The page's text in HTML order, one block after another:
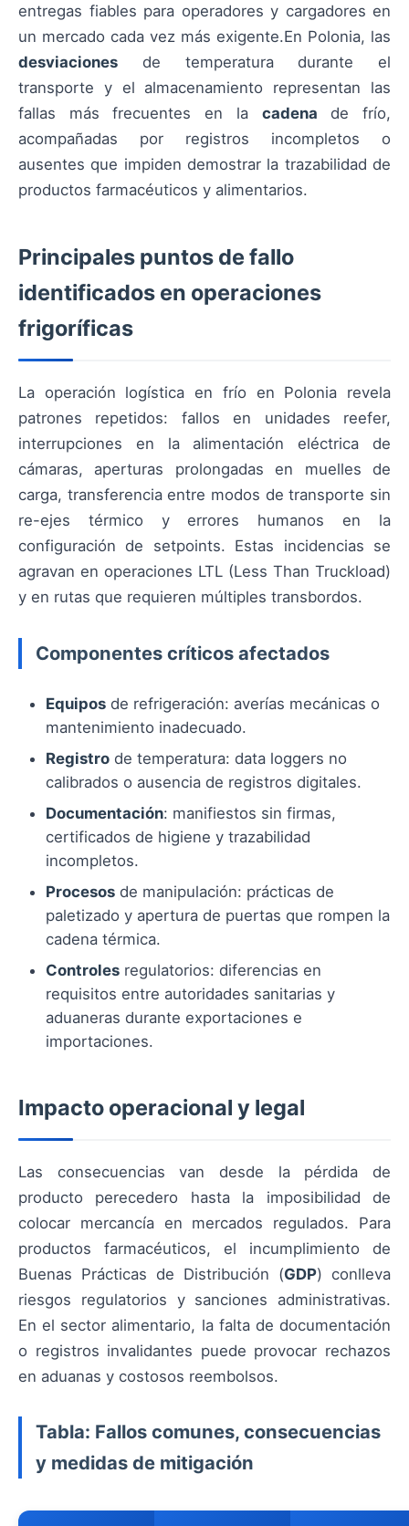
entregas fiables para operadores y cargadores en
un mercado cada vez más exigente.En Polonia, las
desviaciones de temperatura durante el
transporte y el almacenamiento representan las
fallas más frecuentes en la cadena de frío,
acompañadas por registros incompletos o
ausentes que impiden demostrar la trazabilidad de
productos farmacéuticos y alimentarios.
Principales puntos de fallo
identificados en operaciones
frigoríficas
La operación logística en frío en Polonia revela
patrones repetidos: fallos en unidades reefer,
interrupciones en la alimentación eléctrica de
cámaras, aperturas prolongadas en muelles de
carga, transferencia entre modos de transporte sin
re-ejes térmico y errores humanos en la
configuración de setpoints. Estas incidencias se
agravan en operaciones LTL (Less Than Truckload)
y en rutas que requieren múltiples transbordos.
Componentes críticos afectados
Equipos de refrigeración: averías mecánicas o
mantenimiento inadecuado.
Registro de temperatura: data loggers no
calibrados o ausencia de registros digitales.
Documentación: manifiestos sin firmas,
certificados de higiene y trazabilidad
incompletos.
Procesos de manipulación: prácticas de
paletizado y apertura de puertas que rompen la
cadena térmica.
Controles regulatorios: diferencias en
requisitos entre autoridades sanitarias y
aduaneras durante exportaciones e
importaciones.
Impacto operacional y legal
Las consecuencias van desde la pérdida de
producto perecedero hasta la imposibilidad de
colocar mercancía en mercados regulados. Para
productos farmacéuticos, el incumplimiento de
Buenas Prácticas de Distribución (GDP) conlleva
riesgos regulatorios y sanciones administrativas.
En el sector alimentario, la falta de documentación
o registros invalidantes puede provocar rechazos
en aduanas y costosos reembolsos.
Tabla: Fallos comunes, consecuencias
y medidas de mitigación